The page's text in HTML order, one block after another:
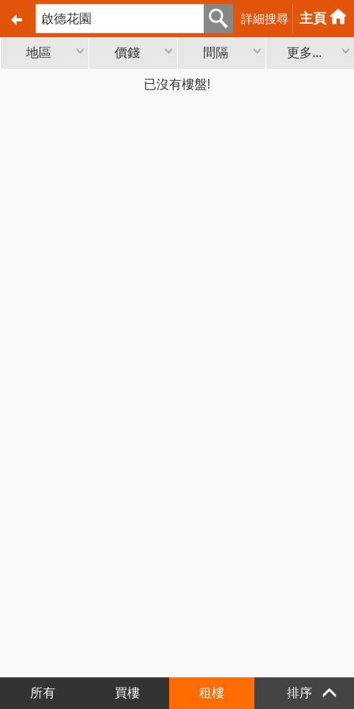
詳細搜尋 主頁
地區 價錢 間隔 更多...
已沒有樓盤!
所有 買樓 租樓 排序